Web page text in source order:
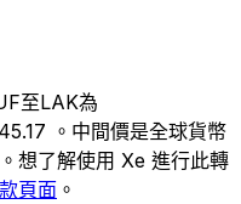
至LAK為
。中間價是全球貨幣
想了解使用 Xe 進行此轉
頁面 。